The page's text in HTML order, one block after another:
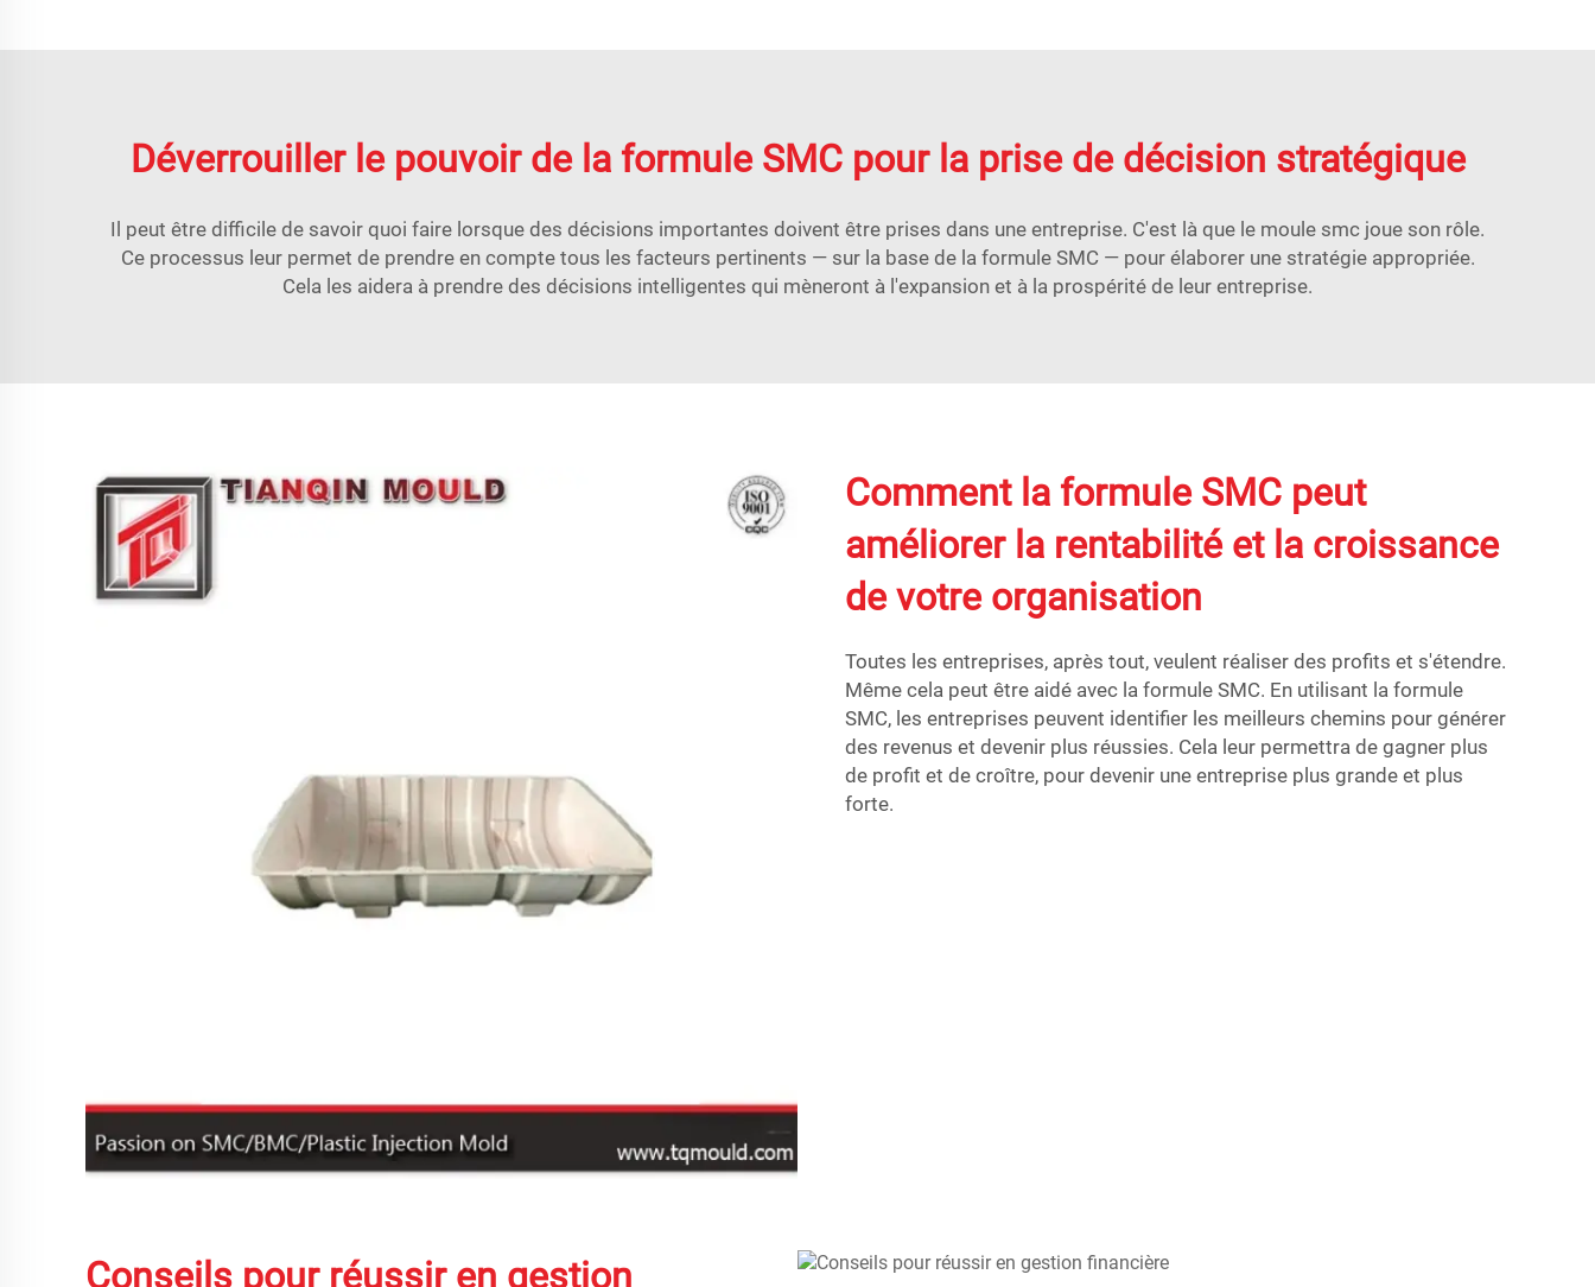
Déverrouiller le pouvoir de la formule SMC pour la prise de décision stratégique
Il peut être difficile de savoir quoi faire lorsque des décisions importantes doivent être prises dans une entreprise. C'est là que le moule smc joue son rôle.
Ce processus leur permet de prendre en compte tous les facteurs pertinents — sur la base de la formule SMC — pour élaborer une stratégie appropriée.
Cela les aidera à prendre des décisions intelligentes qui mèneront à l'expansion et à la prospérité de leur entreprise.
Comment la formule SMC peut
améliorer la rentabilité et la croissance
de votre organisation
Toutes les entreprises, après tout, veulent réaliser des profits et s'étendre.
Même cela peut être aidé avec la formule SMC. En utilisant la formule
SMC, les entreprises peuvent identifier les meilleurs chemins pour générer
des revenus et devenir plus réussies. Cela leur permettra de gagner plus
de profit et de croître, pour devenir une entreprise plus grande et plus
forte.
Conseils pour réussir en gestion